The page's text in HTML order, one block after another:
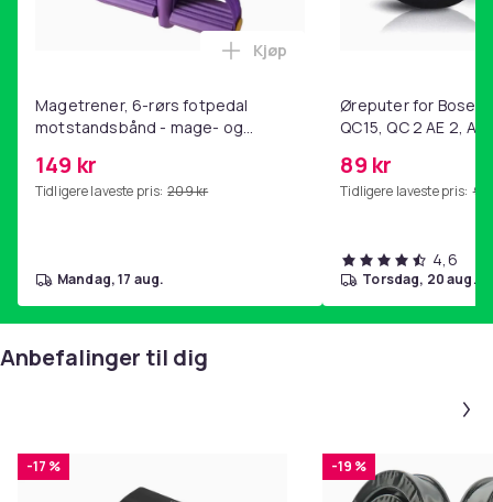
Magetrener, 6-rørs fotpedal
motstandsbånd - mage- og
hjemmegymnastikk Purple
149 kr
Tidligere laveste pris: 209 kr
Legg Magetrener, 6-rørs
Kjøp
mandag, 17 aug.
Øreputer for Bose
QC15, QC 2 AE 2, AE
89 kr
Tidligere laveste pris: 99
4,6
torsdag, 20 aug.
Anbefalinger til dig
-17 % -19 %